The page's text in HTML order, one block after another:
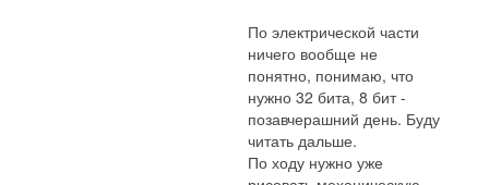
По электрической части
ничего вообще не
понятно, понимаю, что
нужно 32 бита, 8 бит -
позавчерашний день. Буду
читать дальше.
По ходу нужно уже